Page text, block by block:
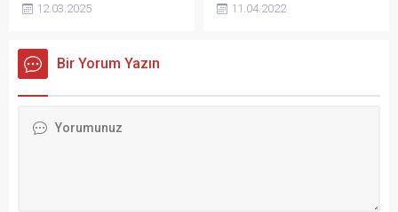
Zira Tiny Houselara adada
ceza kesilecek. Tiny
Houselara adada kaldıkları
Bozcaada ilçesinde kaçak
12.03.2025
yükseldiğini ifade ediyor. Öte
11.04.2022
Bir Yorum Yazın